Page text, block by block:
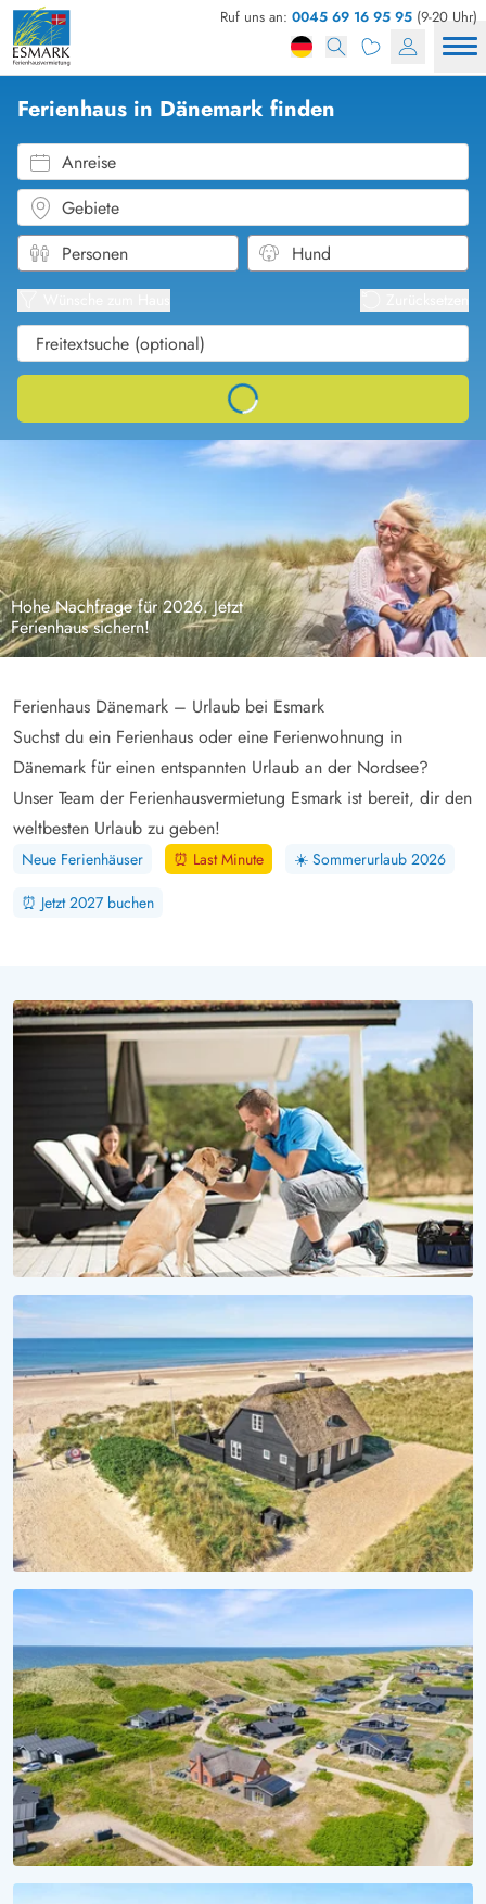
Ruf uns an: 0045 69 16 95 95 (9-20 Uhr)
Hohe Nachfrage für 2026. Jetzt
Ferienhaus sichern!
Ferienhaus Dänemark – Urlaub bei Esmark
Suchst du ein Ferienhaus oder eine Ferienwohnung in
Dänemark für einen entspannten Urlaub an der Nordsee?
Unser Team der Ferienhausvermietung Esmark ist bereit, dir den
weltbesten Urlaub zu geben!
Neue Ferienhäuser ⏰ Last Minute ☀️ Sommerurlaub 2026
⏰ Jetzt 2027 buchen
Ferienhaus in Dänemark finden
Anreise
Gebiete
Loading...
Ferienhäuser für Fellnasen
MEERTRÄUME
Aufwachen mit Wellenrauschen
Ferienhäuser direkt am Strand